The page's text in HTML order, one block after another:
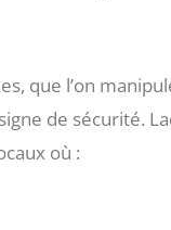
que l’on
de sécurité.
où :